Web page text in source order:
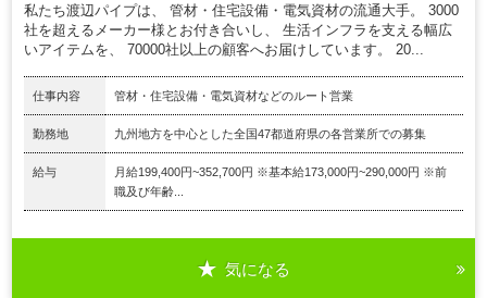
私たち渡辺パイプは、 管材・住宅設備・電気資材の流通大手。 3000
社を超えるメーカー様とお付き合いし、 生活インフラを支える幅広
いアイテムを、 70000社以上の顧客へお届けしています。 20...
仕事内容 管材・住宅設備・電気資材などのルート営業
勤務地 九州地方を中心とした全国47都道府県の各営業所での募集
給与
月給199,400円~352,700円 ※基本給173,000円~290,000円 ※前
職及び年齢...
気になる